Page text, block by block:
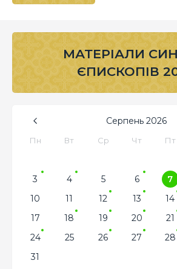
МАТЕРІАЛИ
ЄПИСКОПІВ
Серпень 2026
Пн Вт Ср Чт Пт
3
4 5 6 7
10
11 12 13 14
17
18 19 20 21
24
25 26 27 28
31